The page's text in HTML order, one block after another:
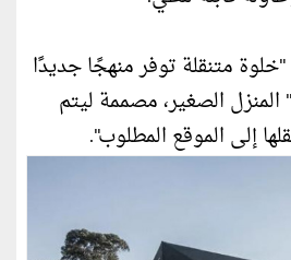
متنقلة توفر منهجًا جديدًا
الصغير، مصممة ليتم
إلى الموقع المطلوب".